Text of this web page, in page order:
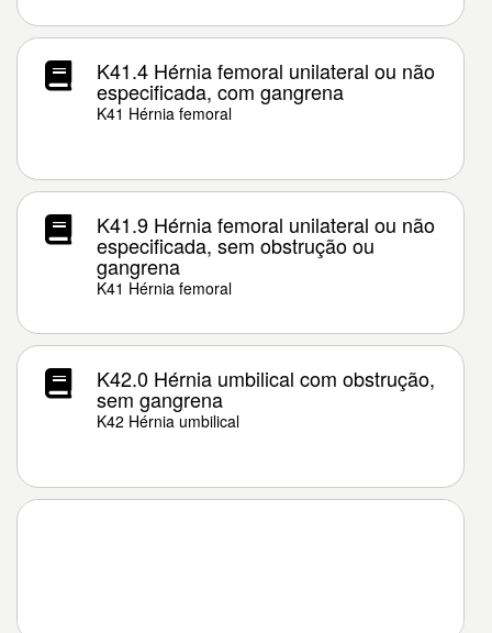
K41.4 Hérnia femoral unilateral ou não
especificada, com gangrena
K41 Hérnia femoral
K41.9 Hérnia femoral unilateral ou não
especificada, sem obstrução ou
gangrena
K41 Hérnia femoral
K42.0 Hérnia umbilical com obstrução,
sem gangrena
K42 Hérnia umbilical